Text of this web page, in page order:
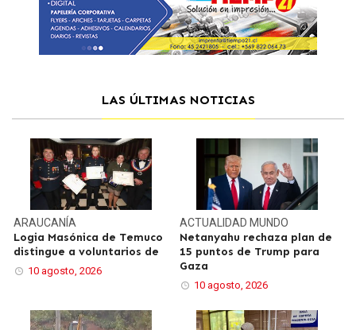
LAS ÚLTIMAS NOTICIAS
ARAUCANÍA
Logia Masónica de Temuco
distingue a voluntarios de
10 agosto, 2026
ACTUALIDAD MUNDO
Netanyahu rechaza plan de
15 puntos de Trump para
Gaza
10 agosto, 2026